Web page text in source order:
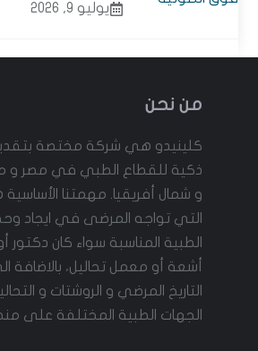
يوليو 9, 2026
من نحن
كلينيدو هي شركة مختصة
ذكية للقطاع الطبي في مصر و
و شمال أفريقيا. مهمتنا
التي تواجه المرضى في ايجاد
الطبية المناسبة سواء كان
أشعة أو معمل تحاليل،
التاريخ المرضي و الروشتات و
الجهات الطبية المختلفة على